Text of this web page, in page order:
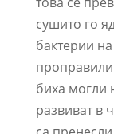
сушито го
бактерии
биха могли
развиват в